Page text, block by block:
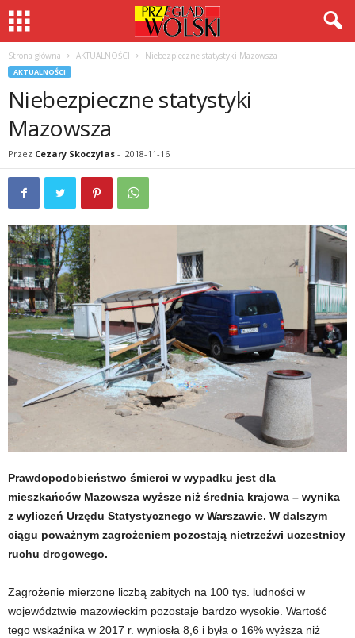
Strona główna AKTUALNOŚCI Niebezpieczne statystyki Mazowsza
AKTUALNOŚCI
Niebezpieczne statystyki
Mazowsza
Przez Cezary Skoczylas - 2018-11-16
Prawdopodobieństwo śmierci w wypadku jest dla
mieszkańców Mazowsza wyższe niż średnia krajowa – wynika
z wyliczeń Urzędu Statystycznego w Warszawie. W dalszym
ciągu poważnym zagrożeniem pozostają nietrzeźwi uczestnicy
ruchu drogowego.
Zagrożenie mierzone liczbą zabitych na 100 tys. ludności w
województwie mazowieckim pozostaje bardzo wysokie. Wartość
tego wskaźnika w 2017 r. wyniosła 8,6 i była o 16% wyższa niż